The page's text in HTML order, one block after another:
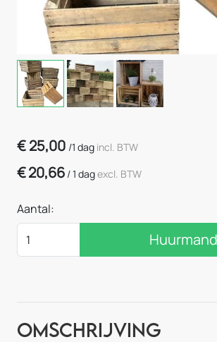
€25,00 /1 dag incl. BTW
€20,66 /1 dagexcl. BTW
Aantal:
Omschrijving